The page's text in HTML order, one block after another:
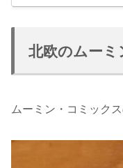
北欧のムーミ
ムーミン・コミック